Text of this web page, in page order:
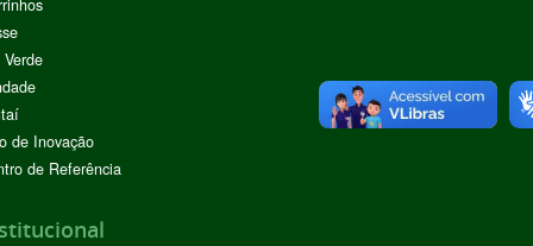
de Inovação
de Referência